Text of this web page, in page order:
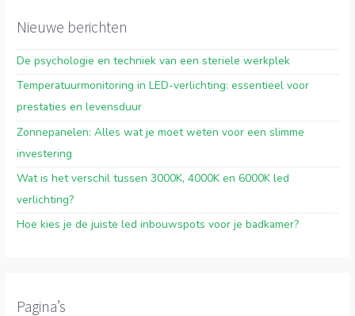
Nieuwe berichten
De psychologie en techniek van een steriele werkplek
Temperatuurmonitoring in LED-verlichting: essentieel voor
prestaties en levensduur
Zonnepanelen: Alles wat je moet weten voor een slimme
investering
Wat is het verschil tussen 3000K, 4000K en 6000K led
verlichting?
Hoe kies je de juiste led inbouwspots voor je badkamer?
Pagina’s